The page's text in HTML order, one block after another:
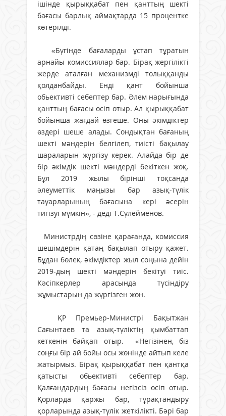
ішінде қырыққабат пен қанттың шекті
бағасы барлық аймақтарда 15 процентке
көтерілді.
«Бүгінде бағаларды ұстап тұратын
арнайы комиссиялар бар. Бірақ жергілікті
жерде аталған меxанизмді толыққанды
қолданбайды. Енді қант бойынша
обьективті себептер бар. Әлем нарығында
қанттың бағасы өсіп отыр. Ал қырыққабат
бойынша жағдай өзгеше. Оны әкімдіктер
өздері шеше алады. Сондықтан бағаның
шекті мәндерін белгілеп, тиісті бақылау
шараларын жүргізу керек. Алайда бір де
бір әкімдік шекті мәндерді бекіткен жоқ.
Бұл 2019 жылы бірінші тоқсанда
әлеуметтік маңызы бар азық-түлік
тауарларының бағасына кері әсерін
тигізуі мүмкін», - деді Т.Сүлейменов.
Министрдің сөзіне қарағанда, комиссия
шешімдерін қатаң бақылап отыру қажет.
Бұдан бөлек, әкімдіктер жыл соңына дейін
2019-дың шекті мәндерін бекітуі тиіс.
Кәсіпкерлер арасында түсіндіру
жұмыстарын да жүргізген жөн.
ҚР Премьер-Министрі Бақытжан
Сағынтаев та азық-түліктің қымбаттап
кеткенін байқап отыр. «Негізінен, біз
соңғы бір ай бойы осы жөнінде айтып келе
жатырмыз. Бірақ қырыққабат пен қантқа
қатысты обьективті себептер бар.
Қалғандардың бағасы негізсіз өсіп отыр.
Қорларда қаржы бар, тұрақтандыру
қорларында азық-түлік жеткілікті. Бәрі бар